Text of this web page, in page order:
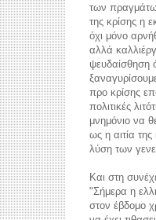
των
της κρίσης η
όχι μόνο
αλλά
ψευδαίσθηση
προ κρίσης
πολιτικές
μνημόνιο να
ως η αιτία
λύση των
Και στη
"Σήμερα η
στον έβδομο